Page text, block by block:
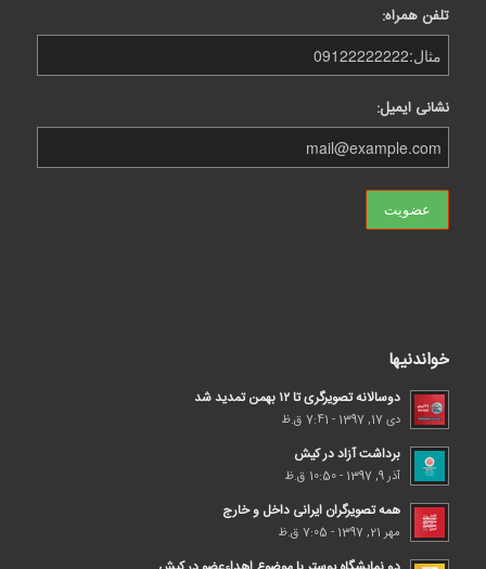
تلفن همراه:
نشانی ایمیل:
خواندنیها
دوسالانه تصویرگری تا ۱۲ بهمن تمدید شد
دی 17, 1397 - 7:41 ق.ظ
برداشت آزاد در کیش
آذر 9, 1397 - 10:50 ق.ظ
همه تصویرگران ایرانی داخل و خارج
مهر 21, 1397 - 7:05 ق.ظ